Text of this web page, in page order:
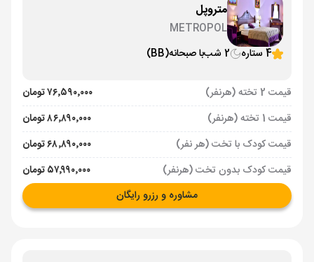
متروپل
METROPOL
4 ستاره
2 شب با صبحانه(BB)
قیمت 2 تخته (هرنفر)
۷۶٬۵۹۰٬۰۰۰ تومان
قیمت 1 تخته (هرنفر)
۸۶٬۸۹۰٬۰۰۰ تومان
قیمت کودک با تخت (هر نفر)
۶۸٬۸۹۰٬۰۰۰ تومان
قیمت کودک بدون تخت (هرنفر)
۵۷٬۹۹۰٬۰۰۰ تومان
مشاوره و رزرو رایگان